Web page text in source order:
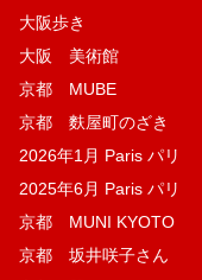
大阪歩き
大阪 美術館
京都 MUBE
京都 麩屋町のざき
2026年1月 Paris パリ
2025年6月 Paris パリ
京都 MUNI KYOTO
京都 坂井咲子さん